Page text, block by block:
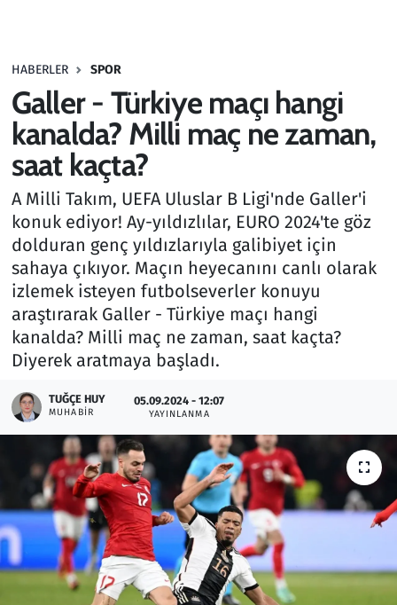
HABERLER SPOR
Galler - Türkiye maçı hangi
kanalda? Milli maç ne zaman,
saat kaçta?
A Milli Takım, UEFA Uluslar B Ligi'nde Galler'i
konuk ediyor! Ay-yıldızlılar, EURO 2024'te göz
dolduran genç yıldızlarıyla galibiyet için
sahaya çıkıyor. Maçın heyecanını canlı olarak
izlemek isteyen futbolseverler konuyu
araştırarak Galler - Türkiye maçı hangi
kanalda? Milli maç ne zaman, saat kaçta?
Diyerek aratmaya başladı.
TUĞÇE HUY
MUHABIR
05.09.2024 - 12:07
YAYINLANMA
Haber
Kültür Sanat
Kurumsal Haberler
Lezzet Durağı
Memur ve Kamu
Otomobil
Oyun
Ramazan
Resmi İlanlar
Rüya Tabirleri
Sağlık
Savunma Sanayi